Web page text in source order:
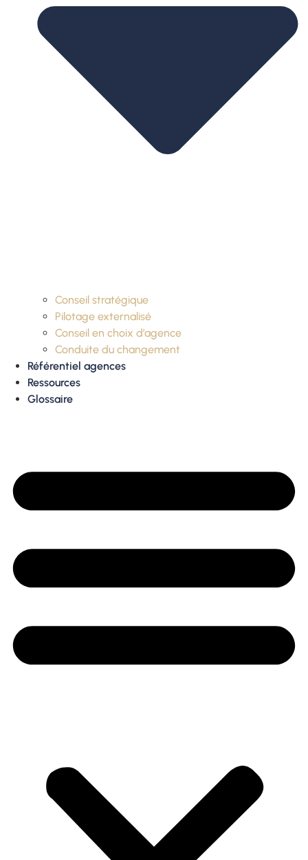
Conseil stratégique
Pilotage externalisé
Conseil en choix d’agence
Conduite du changement
Référentiel agences
Ressources
Glossaire